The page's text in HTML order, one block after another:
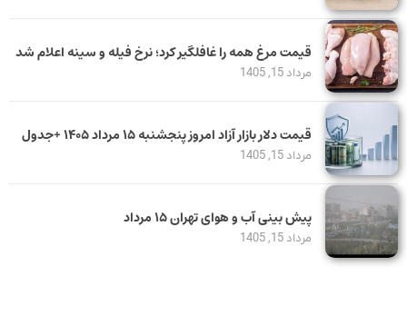
قیمت مرغ همه را غافلگیر کرد؛ نرخ فیله و سینه اعلام شد
مرداد 15, 1405
قیمت دلار بازار آزاد امروز پنجشنبه ۱۵ مرداد ۱۴۰۵ +جدول
مرداد 15, 1405
پیش بینی آب و هوای تهران ۱۵ مرداد
مرداد 15, 1405